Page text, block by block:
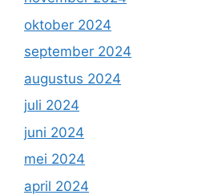
oktober 2024
september 2024
augustus 2024
juli 2024
juni 2024
mei 2024
april 2024